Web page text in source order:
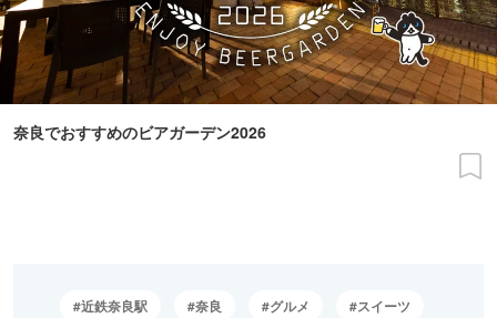
奈良でおすすめのビアガーデン2026
近鉄奈良駅 奈良 グルメ スイーツ